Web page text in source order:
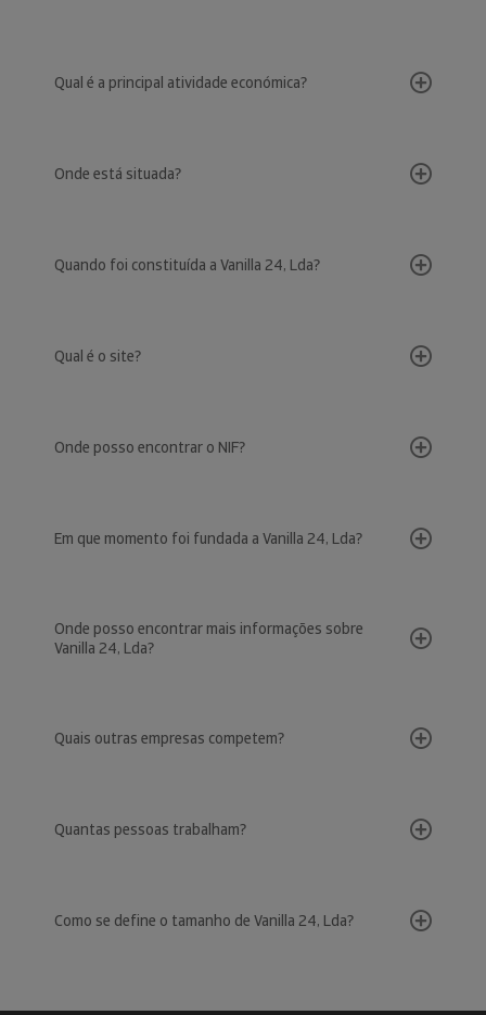
Qual é a principal atividade económica?
Onde está situada?
Quando foi constituída a Vanilla 24, Lda?
Qual é o site?
Onde posso encontrar o NIF?
Em que momento foi fundada a Vanilla 24, Lda?
Onde posso encontrar mais informações sobre
Vanilla 24, Lda?
Quais outras empresas competem?
Quantas pessoas trabalham?
Como se define o tamanho de Vanilla 24, Lda?